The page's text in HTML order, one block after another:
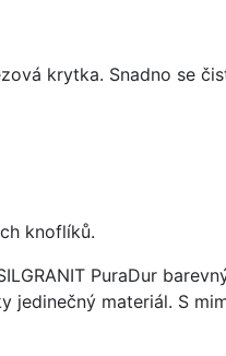
krytka. Snadno se
knoflíků.
PuraDur
jedinečný materiál. S